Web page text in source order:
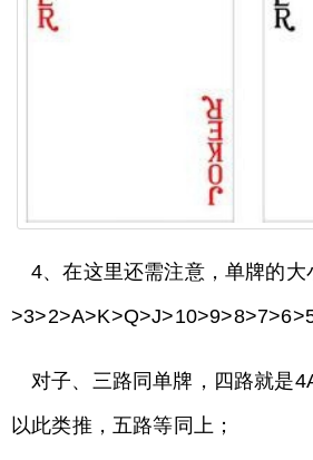
4、在这里还需注意，单牌的大
对子、三路同单牌，四路就是
以此类推，五路等同上；